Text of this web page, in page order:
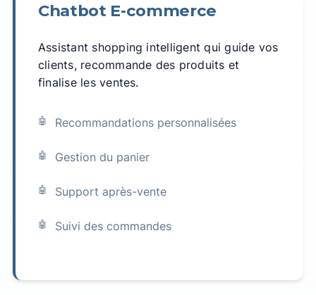
Chatbot E-commerce
Assistant shopping intelligent qui guide vos
clients, recommande des produits et
finalise les ventes.
Recommandations personnalisées
Gestion du panier
Support après-vente
Suivi des commandes